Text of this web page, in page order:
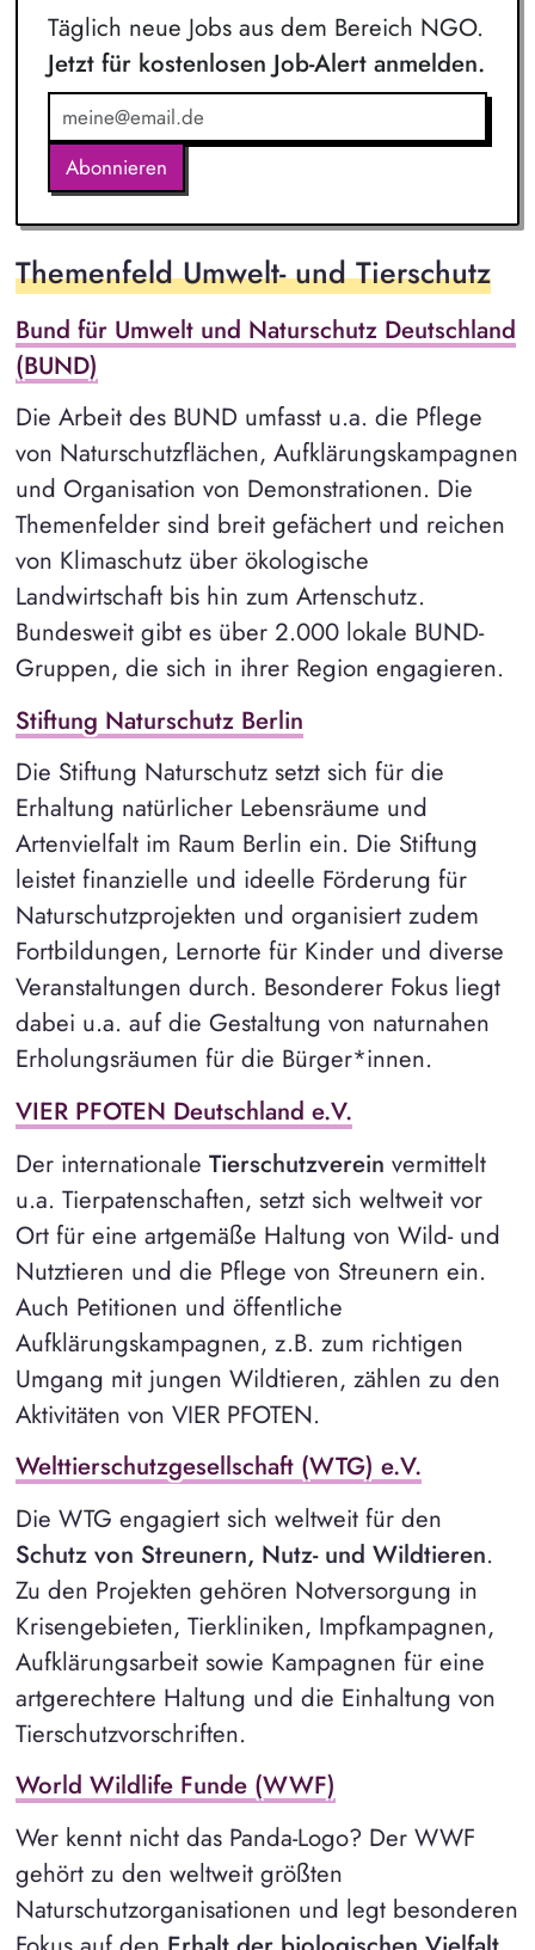
Täglich neue Jobs aus dem Bereich NGO.
Jetzt für kostenlosen Job-Alert anmelden.
Abonnieren
Themenfeld Umwelt- und Tierschutz
Bund für Umwelt und Naturschutz Deutschland
(BUND)
Die Arbeit des BUND umfasst u.a. die Pflege
von Naturschutzflächen, Aufklärungskampagnen
und Organisation von Demonstrationen. Die
Themenfelder sind breit gefächert und reichen
von Klimaschutz über ökologische
Landwirtschaft bis hin zum Artenschutz.
Bundesweit gibt es über 2.000 lokale BUND-
Gruppen, die sich in ihrer Region engagieren.
Stiftung Naturschutz Berlin
Die Stiftung Naturschutz setzt sich für die
Erhaltung natürlicher Lebensräume und
Artenvielfalt im Raum Berlin ein. Die Stiftung
leistet finanzielle und ideelle Förderung für
Naturschutzprojekten und organisiert zudem
Fortbildungen, Lernorte für Kinder und diverse
Veranstaltungen durch. Besonderer Fokus liegt
dabei u.a. auf die Gestaltung von naturnahen
Erholungsräumen für die Bürger*innen.
VIER PFOTEN Deutschland e.V.
Der internationale Tierschutzverein vermittelt
u.a. Tierpatenschaften, setzt sich weltweit vor
Ort für eine artgemäße Haltung von Wild- und
Nutztieren und die Pflege von Streunern ein.
Auch Petitionen und öffentliche
Aufklärungskampagnen, z.B. zum richtigen
Umgang mit jungen Wildtieren, zählen zu den
Aktivitäten von VIER PFOTEN.
Welttierschutzgesellschaft (WTG) e.V.
Die WTG engagiert sich weltweit für den
Schutz von Streunern, Nutz- und Wildtieren.
Zu den Projekten gehören Notversorgung in
Krisengebieten, Tierkliniken, Impfkampagnen,
Aufklärungsarbeit sowie Kampagnen für eine
artgerechtere Haltung und die Einhaltung von
Tierschutzvorschriften.
World Wildlife Funde (WWF)
Wer kennt nicht das Panda-Logo? Der WWF
gehört zu den weltweit größten
Naturschutzorganisationen und legt besonderen